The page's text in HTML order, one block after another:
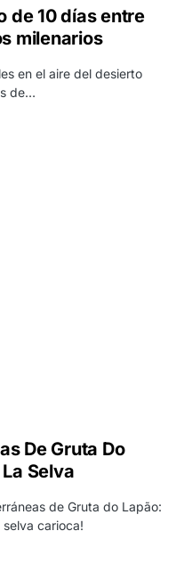
de 10 días entre
milenarios
en el aire del desierto
de…
De Gruta Do
Selva
de Gruta do Lapão:
selva carioca!